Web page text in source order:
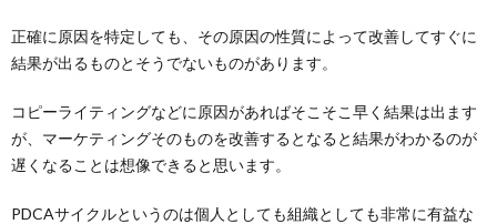
正確に原因を特定しても、その原因の性質によって改善してすぐに
結果が出るものとそうでないものがあります。
コピーライティングなどに原因があればそこそこ早く結果は出ます
が、マーケティングそのものを改善するとなると結果がわかるのが
遅くなることは想像できると思います。
PDCAサイクルというのは個人としても組織としても非常に有益な